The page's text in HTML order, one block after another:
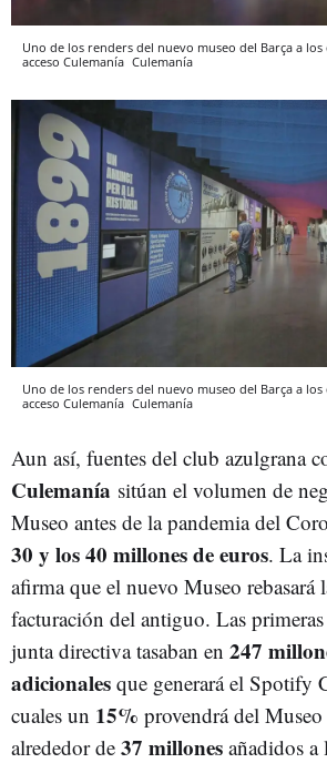
Uno de los renders del nuevo museo del Barça a
acceso Culemanía Culemanía
Uno de los renders del nuevo museo del Barça a
acceso Culemanía Culemanía
Aun así, fuentes del club azulgrana
Culemanía sitúan el volumen de
Museo antes de la pandemia del
30 y los 40 millones de euros. La
afirma que el nuevo Museo rebasará
facturación del antiguo. Las
junta directiva tasaban en 247
adicionales que generará el Spotify
cuales un 15% provendrá del
alrededor de 37 millones añadidos a